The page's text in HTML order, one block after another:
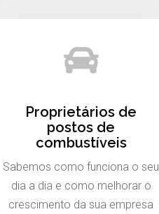
Proprietários de
postos de
combustíveis
Sabemos como funciona o seu
dia a dia e como melhorar o
crescimento da sua empresa